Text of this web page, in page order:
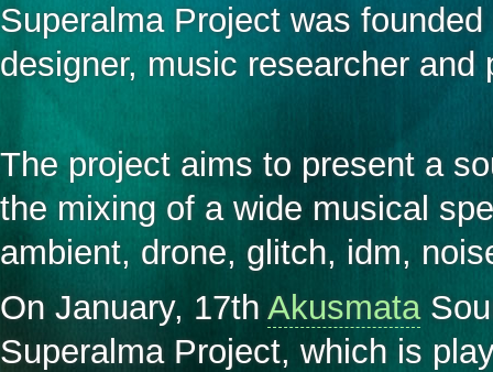
Superalma Project was
designer, music researcher and
The project aims to present a
the mixing of a wide musical
ambient, drone, glitch, idm,
On January, 17th Akusmata
Superalma Project, which is